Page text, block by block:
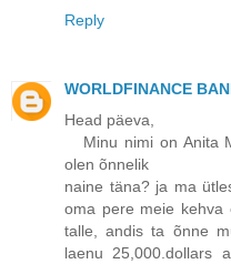
Reply
WORLDFINANCE
Head päeva,
Minu nimi on Anita
olen õnnelik
naine täna? ja ma
oma pere meie kehva
talle, andis ta õnne
laenu 25,000.dollars